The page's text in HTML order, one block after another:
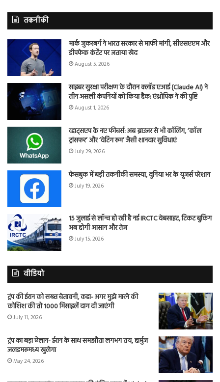
तकनीकी
मार्क जुकरबर्ग ने भारत सरकार से माफी मांगी, सीएसएएम और
डीपफेक कंटेंट पर जताया खेद
August 5, 2026
साइबर सुरक्षा परीक्षण के दौरान क्लॉड एआई (Claude AI) ने
तीन असली कंपनियों को किया हैक: एंथ्रोपिक ने की पुष्टि
August 1, 2026
व्हाट्सएप के नए फीचर्स: अब ब्राउजर से भी कॉलिंग, ‘कॉल
ट्रांसफर’ और ‘वेटिंग रूम’ जैसी शानदार सुविधाएं
July 29, 2026
फेसबुक में बड़ी तकनीकी समस्या, दुनिया भर के यूजर्स परेशान
July 19, 2026
15 जुलाई से लॉन्च हो रही है नई IRCTC वेबसाइट, टिकट बुकिंग
अब होगी आसान और तेज
July 15, 2026
वीडियो
ट्रंप की ईरान को सख्त चेतावनी, कहा- अगर मुझे मारने की
कोशिश की तो 1000 मिसाइलें दाग दी जाएंगी
July 11, 2026
ट्रंप का बड़ा ऐलान- ईरान के साथ समझौता लगभग तय, हार्मुज
जलडमरूमध्य खुलेगा
May 24, 2026